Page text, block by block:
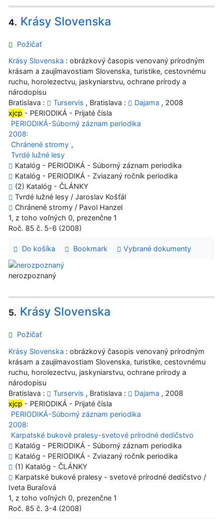
4. Krásy Slovenska
Požičať
Krásy Slovenska : obrázkový časopis venovaný prírodným
krásam a zaujímavostiam Slovenska, turistike, cestovnému
ruchu, horolezectvu, jaskyniarstvu, ochrane prírody a
národopisu
Bratislava :
Turservis , Bratislava : Dajama , 2008
xjcp - PERIODIKÁ - Prijaté čísla
PERIODIKÁ-Súborný záznam periodika
2008:
Chránené stromy ,
Tvrdé lužné lesy
Katalóg - PERIODIKÁ - Súborný záznam periodika
Katalóg - PERIODIKÁ - Zviazaný ročník periodika
(2) Katalóg - ČLÁNKY
Tvrdé lužné lesy / Jaroslav Košťál
Chránené stromy / Pavol Hanzel
1, z toho voľných 0, prezenčne 1
Roč. 85 č. 5-6 (2008)
Do košíka Bookmark Vybrané dokumenty
nerozpoznaný
5. Krásy Slovenska
Požičať
Krásy Slovenska : obrázkový časopis venovaný prírodným
krásam a zaujímavostiam Slovenska, turistike, cestovnému
ruchu, horolezectvu, jaskyniarstvu, ochrane prírody a
národopisu
Bratislava :
Turservis , Bratislava : Dajama , 2008
xjcp - PERIODIKÁ - Prijaté čísla
PERIODIKÁ-Súborný záznam periodika
2008:
Karpatské bukové pralesy-svetové prírodné dedičstvo
Katalóg - PERIODIKÁ - Súborný záznam periodika
Katalóg - PERIODIKÁ - Zviazaný ročník periodika
(1) Katalóg - ČLÁNKY
Karpatské bukové pralesy - svetové prírodné dedičstvo /
Iveta Buraľová
1, z toho voľných 0, prezenčne 1
Roč. 85 č. 3-4 (2008)